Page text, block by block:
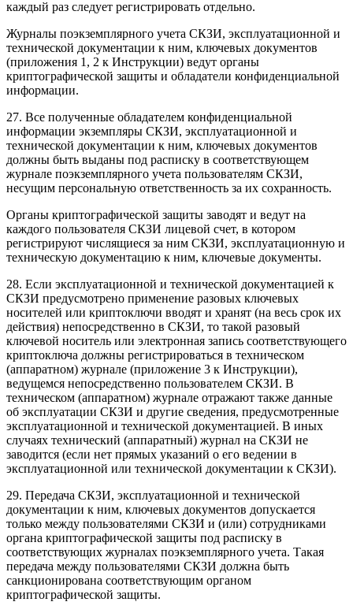
каждый раз следует регистрировать отдельно.
Журналы поэкземплярного учета СКЗИ, эксплуатационной и
технической документации к ним, ключевых документов
(приложения 1 , 2 к Инструкции) ведут органы
криптографической защиты и обладатели конфиденциальной
информации.
27. Все полученные обладателем конфиденциальной
информации экземпляры СКЗИ, эксплуатационной и
технической документации к ним, ключевых документов
должны быть выданы под расписку в соответствующем
журнале поэкземплярного учета пользователям СКЗИ,
несущим персональную ответственность за их сохранность.
Органы криптографической защиты заводят и ведут на
каждого пользователя СКЗИ лицевой счет, в котором
регистрируют числящиеся за ним СКЗИ, эксплуатационную и
техническую документацию к ним, ключевые документы.
28. Если эксплуатационной и технической документацией к
СКЗИ предусмотрено применение разовых ключевых
носителей или криптоключи вводят и хранят (на весь срок их
действия) непосредственно в СКЗИ, то такой разовый
ключевой носитель или электронная запись соответствующего
криптоключа должны регистрироваться в техническом
(аппаратном) журнале (приложение 3 к Инструкции),
ведущемся непосредственно пользователем СКЗИ. В
техническом (аппаратном) журнале отражают также данные
об эксплуатации СКЗИ и другие сведения, предусмотренные
эксплуатационной и технической документацией. В иных
случаях технический (аппаратный) журнал на СКЗИ не
заводится (если нет прямых указаний о его ведении в
эксплуатационной или технической документации к СКЗИ).
29. Передача СКЗИ, эксплуатационной и технической
документации к ним, ключевых документов допускается
только между пользователями СКЗИ и (или) сотрудниками
органа криптографической защиты под расписку в
соответствующих журналах поэкземплярного учета. Такая
передача между пользователями СКЗИ должна быть
санкционирована соответствующим органом
криптографической защиты.